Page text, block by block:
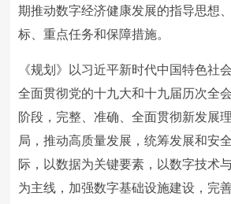
期推动数字经济健康发展的指导思想
标、重点任务和保障措施。
《规划》以习近平新时代中国特色社
全面贯彻党的十九大和十九届历次全
阶段，完整、准确、全面贯彻新发展
局，推动高质量发展，统筹发展和安
际，以数据为关键要素，以数字技术
为主线，加强数字基础设施建设，完